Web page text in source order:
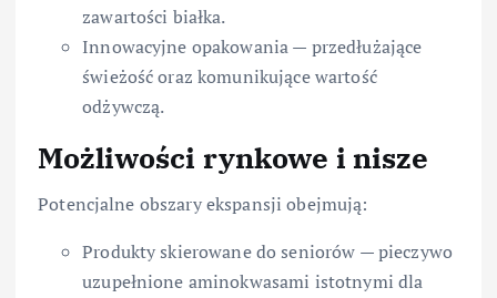
zawartości białka.
Innowacyjne opakowania — przedłużające
świeżość oraz komunikujące wartość
odżywczą.
Możliwości rynkowe i nisze
Potencjalne obszary ekspansji obejmują:
Produkty skierowane do seniorów — pieczywo
uzupełnione aminokwasami istotnymi dla